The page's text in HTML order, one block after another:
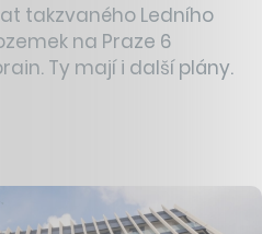
takzvaného Ledního
na Praze 6
Ty mají i další plány.